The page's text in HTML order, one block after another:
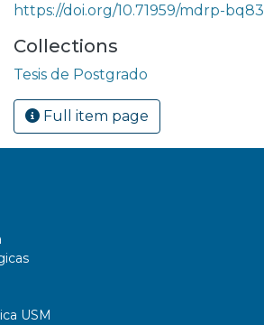
https://doi.org/10.71959/mdrp-bq83
Collections
Tesis de Postgrado
Full item page
USM